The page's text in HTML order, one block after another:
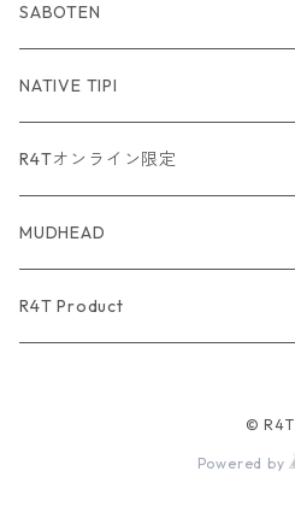
SABOTEN
USA Fabric series数量限定
NATIVE TIPI
R4Tオンライン限定
MUDHEAD
R4T Product
© R4T
Powered by